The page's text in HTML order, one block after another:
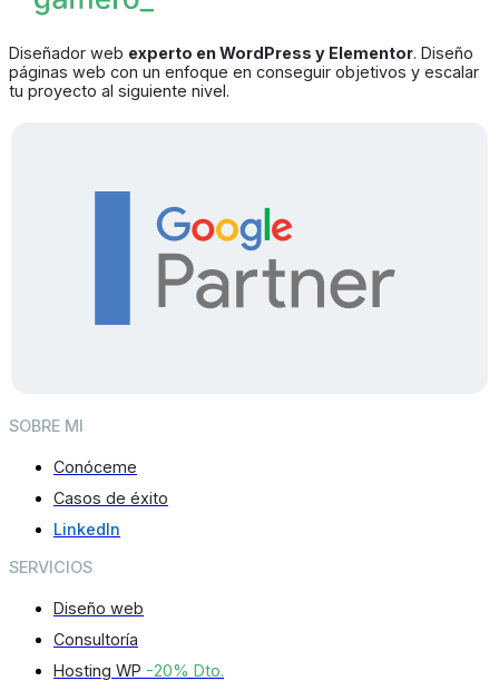
Diseñador web experto en WordPress y Elementor. Diseño
páginas web con un enfoque en conseguir objetivos y escalar
tu proyecto al siguiente nivel.
SOBRE MI
Conóceme
Casos de éxito
LinkedIn
SERVICIOS
Diseño web
Consultoría
Hosting WP -20% Dto.